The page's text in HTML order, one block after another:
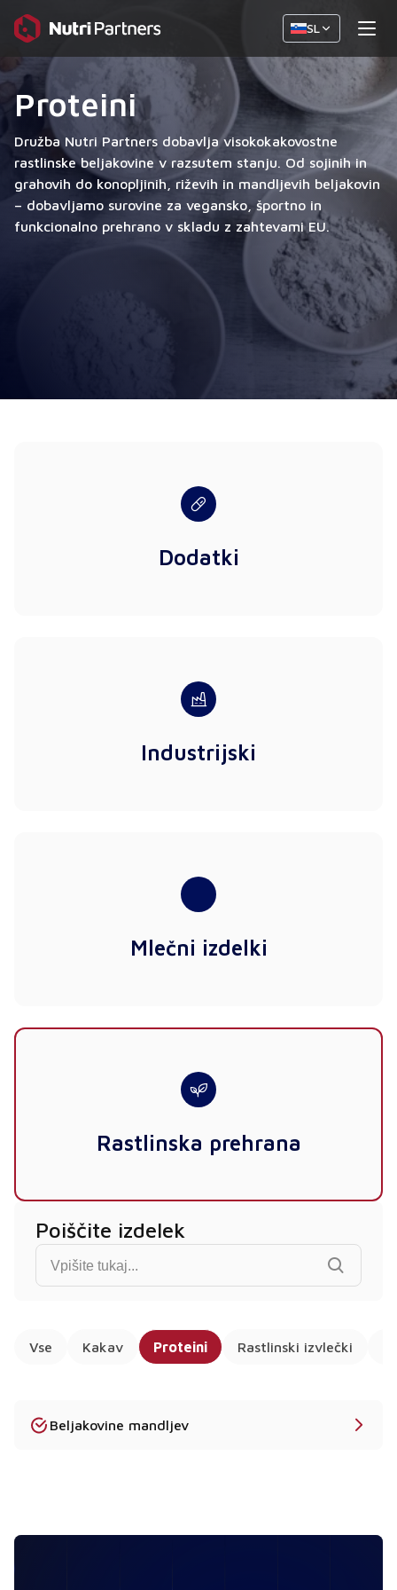
SL
Proteini
Družba Nutri Partners dobavlja visokokakovostne
rastlinske beljakovine v razsutem stanju. Od sojinih in
grahovih do konopljinih, riževih in mandljevih beljakovin
– dobavljamo surovine za vegansko, športno in
funkcionalno prehrano v skladu z zahtevami EU.
Dodatki
Industrijski
Mlečni izdelki
Rastlinska prehrana
Poiščite izdelek
Find product...
Vse Kakav Proteini Rastlinski izvlečki
Beljakovine mandljev